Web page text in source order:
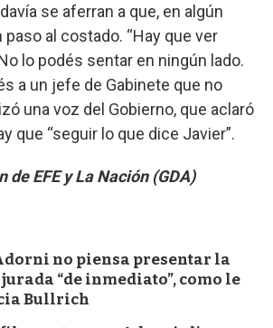
se aferran a que, en algún
al costado. “Hay que ver
lo podés sentar en ningún lado.
a un jefe de Gabinete que no
una voz del Gobierno, que aclaró
que “seguir lo que dice Javier”.
de EFE y La Nación (GDA)
no piensa presentar la
“de inmediato”, como le
Bullrich